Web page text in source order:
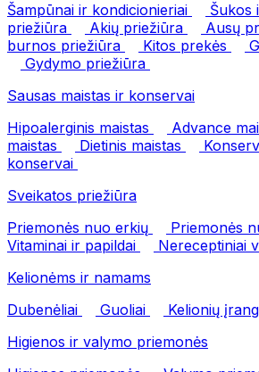
Šampūnai ir kondicionieriai
Šukos
priežiūra
Akių priežiūra Ausų
burnos priežiūra
Kitos prekės
Gydymo priežiūra
Sausas maistas ir konservai
Hipoalerginis maistas
Advance
maistas
Dietinis maistas
konservai
Sveikatos priežiūra
Priemonės nuo erkių
Priemonės
Vitaminai ir papildai
Nereceptiniai
Kelionėms ir namams
Dubenėliai
Guoliai
Kelionių
Higienos ir valymo priemonės